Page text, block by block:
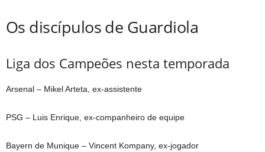
Os discípulos de Guardiola
Liga dos Campeões nesta temporada
Arsenal – Mikel Arteta, ex-assistente
PSG – Luis Enrique, ex-companheiro de equipe
Bayern de Munique – Vincent Kompany, ex-jogador